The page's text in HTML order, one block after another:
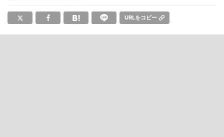
URLをコピー